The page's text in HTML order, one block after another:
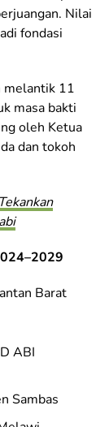
Nilai
fondasi
melantik 11
masa bakti
oleh Ketua
dan tokoh
Barat
ABI
Sambas